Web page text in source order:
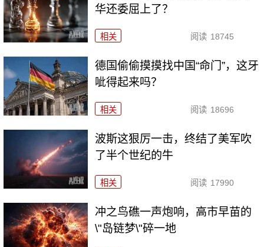
华还委屈上了？
相关 阅读 18745
德国偷偷摸摸找中国“命门”，这牙
呲得起来吗？
相关 阅读 18696
波斯这狠厉一击，终结了美军吹
了半个世纪的牛
相关 阅读 17990
冲之鸟礁一声炮响，高市早苗的
\"岛链梦\"碎一地